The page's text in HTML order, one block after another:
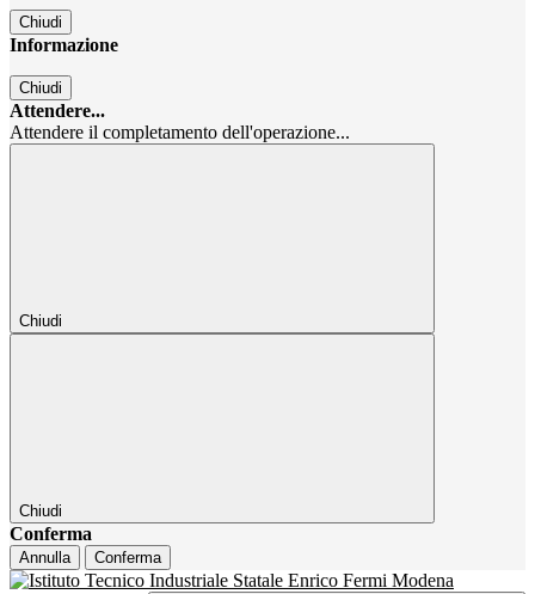
Chiudi
Informazione
Chiudi
Attendere...
Attendere il completamento dell'operazione...
Chiudi
Chiudi
Conferma
Annulla Conferma